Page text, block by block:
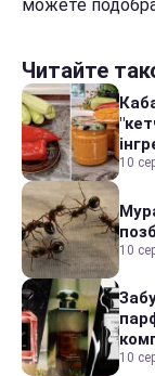
можете
Читайте
10
10
10